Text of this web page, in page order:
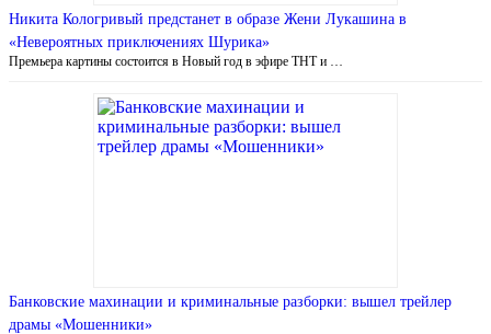
Никита Кологривый предстанет в образе Жени Лукашина в
«Невероятных приключениях Шурика»
Премьера картины состоится в Новый год в эфире ТНТ и …
Банковские махинации и криминальные разборки: вышел трейлер
драмы «Мошенники»